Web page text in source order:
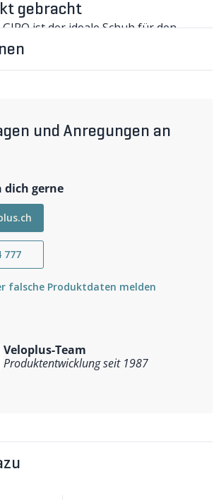
gebracht
ist der ideale Schuh für den
im Detail
perforierte Synchwire-Material von
für die nötige Kraftübertragung.
Der STYLUS Rennveloschuh ist
und 2-Loch-Cleat-System.
für Komfort und Support
Aussensohle
und 2-Loch-Cleat-System
Paar
und Anregungen an
dich gerne
777
falsche Produktdaten melden
Veloplus-Team
Produktentwicklung seit 1987